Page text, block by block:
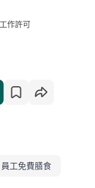
作許可
員工免費膳食